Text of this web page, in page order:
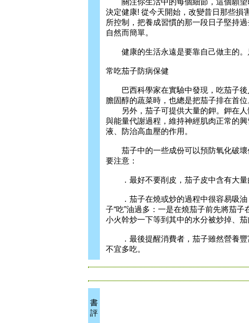
關注你生活中的每個細節，這個願望
決定健康! 從今天開始，改變昔日那些損
所控制，把養成習慣的那一段日子堅持
自然而簡單。
健康的生活永遠是要靠自己做主的。
常吃茄子防病保健
巴西科學家在實驗中發現，吃茄子後
膽固醇的蔬菜時，也總是把茄子排在首位
另外，茄子可提供大量的鉀。鉀在人
與能量代謝過程，維持神經肌肉正常的
液、防治高血壓的作用。
茄子中的一些成份可以預防氧化破壞
要注意：
．最好不要削皮，茄子皮中含有大量
．茄子在燒或炒的過程中很容易吸油
子“吃”油過多：一是在燒茄子前先將茄
小火幹炒一下等到其中的水分被炒掉、茄
．最後提醒消費者，茄子雖然營養豐
不宜多吃。
書
評